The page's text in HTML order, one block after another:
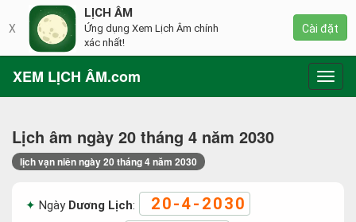
XEM LỊCH ÂM.com
Lịch âm ngày 20 tháng 4 năm 2030
lịch vạn niên ngày 20 tháng 4 năm 2030
Ngày Dương Lịch: 20-4-2030
X
LỊCH ÂM
Ứng dụng Xem Lịch Âm chính
xác nhất!
Cài đặt